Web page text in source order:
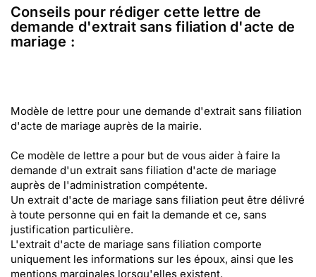
Conseils pour rédiger cette lettre de
demande d'extrait sans filiation d'acte de
mariage :
Modèle de lettre pour une demande d'extrait sans filiation
d'acte de mariage auprès de la mairie.
Ce modèle de lettre a pour but de vous aider à faire la
demande d'un extrait sans filiation d'acte de mariage
auprès de l'administration compétente.
Un extrait d'acte de mariage sans filiation peut être délivré
à toute personne qui en fait la demande et ce, sans
justification particulière.
L'extrait d'acte de mariage sans filiation comporte
uniquement les informations sur les époux, ainsi que les
mentions marginales lorsqu'elles existent.